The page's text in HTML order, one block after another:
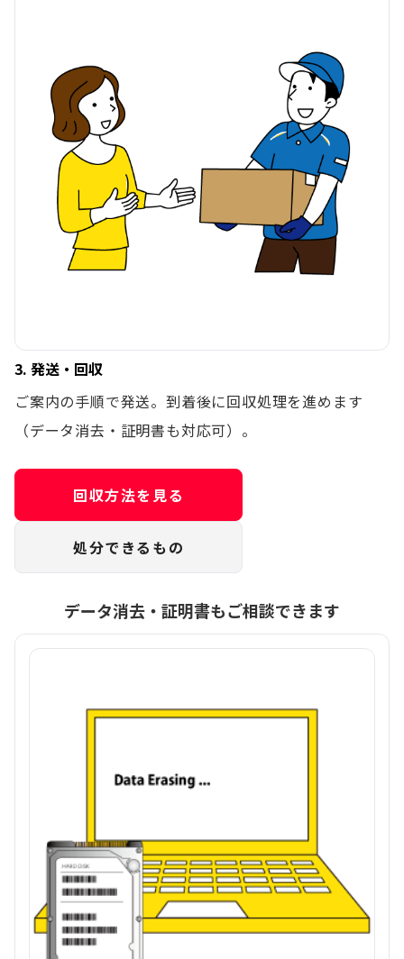
3. 発送・回収
ご案内の手順で発送。到着後に回収処理を進めます
（データ消去・証明書も対応可）。
回収方法を見る
処分できるもの
データ消去・証明書もご相談できます